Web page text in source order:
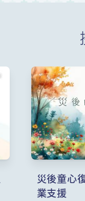
災後童心
業支援